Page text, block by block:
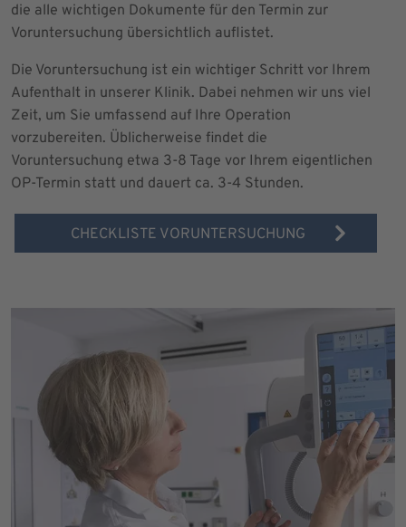
die alle wichtigen Dokumente für den Termin zur
Voruntersuchung übersichtlich auflistet.
Die Voruntersuchung ist ein wichtiger Schritt vor Ihrem
Aufenthalt in unserer Klinik. Dabei nehmen wir uns viel
Zeit, um Sie umfassend auf Ihre Operation
vorzubereiten. Üblicherweise findet die
Voruntersuchung etwa 3-8 Tage vor Ihrem eigentlichen
OP-Termin statt und dauert ca. 3-4 Stunden.
CHECKLISTE VORUNTERSUCHUNG